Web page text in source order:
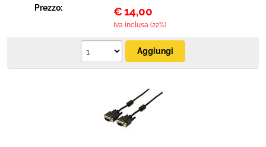
Prezzo:
€14,00
Iva inclusa (22%)